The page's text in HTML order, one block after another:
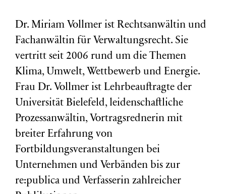
Dr. Miriam Vollmer ist Rechtsanwältin und
Fachanwältin für Verwaltungsrecht. Sie
vertritt seit 2006 rund um die Themen
Klima, Umwelt, Wettbewerb und Energie.
Frau Dr. Vollmer ist Lehrbeauftragte der
Universität Bielefeld, leidenschaftliche
Prozessanwältin, Vortragsrednerin mit
breiter Erfahrung von
Fortbildungsveranstaltungen bei
Unternehmen und Verbänden bis zur
re:publica und Verfasserin zahlreicher